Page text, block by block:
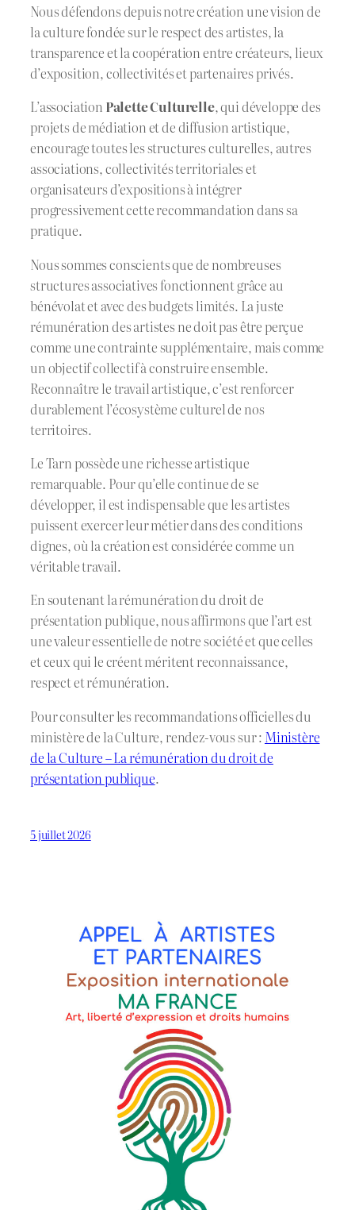
Nous défendons depuis notre création une vision de
la culture fondée sur le respect des artistes, la
transparence et la coopération entre créateurs, lieux
d’exposition, collectivités et partenaires privés.
L’association Palette Culturelle, qui développe des
projets de médiation et de diffusion artistique,
encourage toutes les structures culturelles, autres
associations, collectivités territoriales et
organisateurs d’expositions à intégrer
progressivement cette recommandation dans sa
pratique.
Nous sommes conscients que de nombreuses
structures associatives fonctionnent grâce au
bénévolat et avec des budgets limités. La juste
rémunération des artistes ne doit pas être perçue
comme une contrainte supplémentaire, mais comme
un objectif collectif à construire ensemble.
Reconnaître le travail artistique, c’est renforcer
durablement l’écosystème culturel de nos
territoires.
Le Tarn possède une richesse artistique
remarquable. Pour qu’elle continue de se
développer, il est indispensable que les artistes
puissent exercer leur métier dans des conditions
dignes, où la création est considérée comme un
véritable travail.
En soutenant la rémunération du droit de
présentation publique, nous affirmons que l’art est
une valeur essentielle de notre société et que celles
et ceux qui le créent méritent reconnaissance,
respect et rémunération.
Pour consulter les recommandations officielles du
ministère de la Culture, rendez-vous sur : Ministère
de la Culture – La rémunération du droit de
présentation publique.
5 juillet 2026